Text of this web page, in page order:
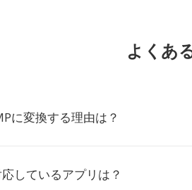
よくあ
に変換する理由は？
しているアプリは？